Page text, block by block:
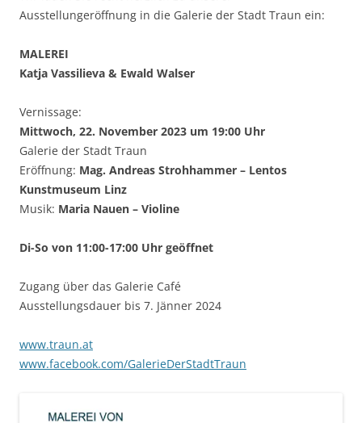
Ausstellungeröffnung in die Galerie der Stadt Traun ein:
MALEREI
Katja Vassilieva & Ewald Walser
Vernissage:
Mittwoch, 22. November 2023 um 19:00 Uhr
Galerie der Stadt Traun
Eröffnung: Mag. Andreas Strohhammer – Lentos
Kunstmuseum Linz
Musik: Maria Nauen – Violine
Di-So von 11:00-17:00 Uhr geöffnet
Zugang über das Galerie Café
Ausstellungsdauer bis 7. Jänner 2024
www.traun.at
www.facebook.com/GalerieDerStadtTraun